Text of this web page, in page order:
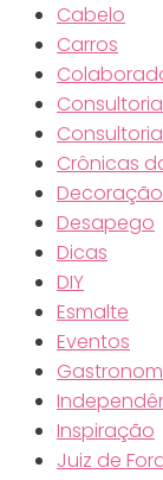
Cabelo
Carros
Consultoria
Crônicas
Decoração
Desapego
Dicas
DIY
Esmalte
Eventos
Inspiração
Juiz de